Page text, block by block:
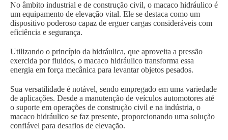
No âmbito industrial e de construção civil, o macaco hidráulico é
um equipamento de elevação vital. Ele se destaca como um
dispositivo poderoso capaz de erguer cargas consideráveis com
eficiência e segurança.
Utilizando o princípio da hidráulica, que aproveita a pressão
exercida por fluidos, o macaco hidráulico transforma essa
energia em força mecânica para levantar objetos pesados.
Sua versatilidade é notável, sendo empregado em uma variedade
de aplicações. Desde a manutenção de veículos automotores até
o suporte em operações de construção civil e na indústria, o
macaco hidráulico se faz presente, proporcionando uma solução
confiável para desafios de elevação.